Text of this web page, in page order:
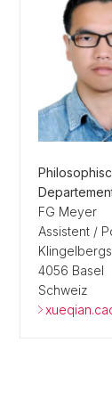
FG Meyer
Assistent /
4056 Basel
Schweiz